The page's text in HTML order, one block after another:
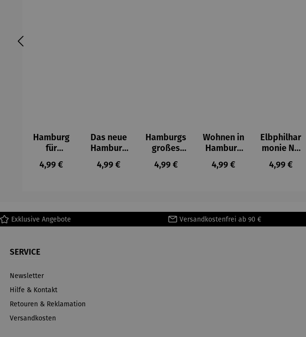
Hamburg
für
Genießer
– E-Paper
Regulärer Preis:
4,99 €
Das neue
Hamburg
– E-Paper
Regulärer Preis:
4,99 €
Hamburgs
großes
Jahr 2017 –
E-Paper
Regulärer Preis:
4,99 €
Wohnen in
Hamburg
– E-Paper
Regulärer Preis:
4,99 €
Elbphilhar
monie No
1 – E-
Paper
4,99 €
Exklusive Angebote Versandkostenfrei ab 90 €
SERVICE
Newsletter
Hilfe & Kontakt
Retouren & Reklamation
Versandkosten